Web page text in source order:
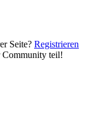
Seite? Registrieren
Community teil!